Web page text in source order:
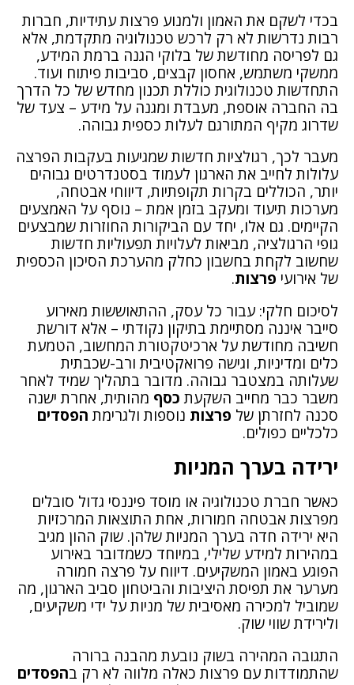
בכדי לשקם את האמון ולמנוע פרצות עתידיות, חברות
רבות נדרשות לא רק לרכש טכנולוגיה מתקדמת, אלא
גם לפריסה מחודשת של בלוקי הגנה ברמת המידע,
ממשקי משתמש, אחסון קבצים, סביבות פיתוח ועוד.
התחדשות טכנולוגית כוללת תכנון מחדש של כל הדרך
בה החברה אוספת, מעבדת ומגנה על מידע – צעד של
שדרוג מקיף המתורגם לעלות כספית גבוהה.
מעבר לכך, רגולציות חדשות שמגיעות בעקבות הפרצה
עלולות לחייב את הארגון לעמוד בסטנדרטים גבוהים
יותר, הכוללים בקרות תקופתיות, דיווחי אבטחה,
מערכות תיעוד ומעקב בזמן אמת – נוסף על האמצעים
הקיימים. גם אלו, יחד עם הביקורות החוזרות שמבצעים
גופי הרגולציה, מביאות לעלויות תפעוליות חדשות
שחשוב לקחת בחשבון כחלק מהערכת הסיכון הכספית
של אירועי פרצות.
לסיכום חלקי: עבור כל עסק, ההתאוששות מאירוע
סייבר איננה מסתיימת בתיקון נקודתי – אלא דורשת
חשיבה מחודשת על ארכיטקטורת המחשוב, הטמעת
כלים ומדיניות, וגישה פרואקטיבית ורב-שכבתית
שעלותה במצטבר גבוהה. מדובר בתהליך שמיד לאחר
משבר כבר מחייב השקעתכסף מהותית, אחרת ישנה
סכנה לחזרתן של פרצות נוספות ולגרימתהפסדים
כלכליים כפולים.
ירידה בערך המניות
כאשר חברת טכנולוגיה או מוסד פיננסי גדול סובלים
מפרצות אבטחה חמורות, אחת התוצאות המרכזיות
היא ירידה חדה בערך המניות שלהן. שוק ההון מגיב
במהירות למידע שלילי, במיוחד כשמדובר באירוע
הפוגע באמון המשקיעים. דיווח על פרצה חמורה
מערער את תפיסת היציבות והביטחון סביב הארגון, מה
שמוביל למכירה מאסיבית של מניות על ידי משקיעים,
ולירידת שווי שוק.
התגובה המהירה בשוק נובעת מהבנה ברורה
שהתמודדות עם פרצות כאלה מלווה לא רק בהפסדים